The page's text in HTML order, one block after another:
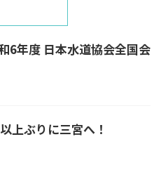
6年度 日本水道協会全国会
上ぶりに三宮へ！